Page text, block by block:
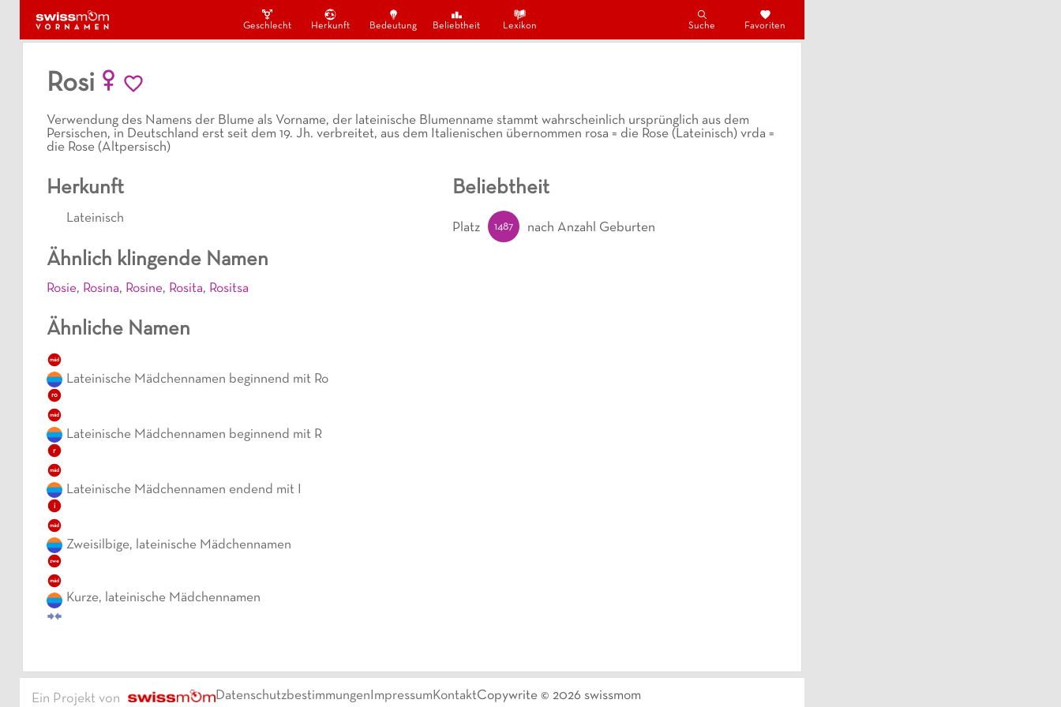
Geschlecht Herkunft Bedeutung Beliebtheit Lexikon Suche Favoriten
Rosi
Verwendung des Namens der Blume als Vorname, der lateinische Blumenname stammt wahrscheinlich ursprünglich aus dem
Persischen, in Deutschland erst seit dem 19. Jh. verbreitet, aus dem Italienischen übernommen rosa = die Rose (Lateinisch) vrda =
die Rose (Altpersisch)
Herkunft
Lateinisch
Ähnlich klingende Namen
Rosie, Rosina, Rosine, Rosita, Rositsa
Ähnliche Namen
mäd
ro
Lateinische Mädchennamen beginnend mit Ro
mäd
r
Lateinische Mädchennamen beginnend mit R
mäd
i
Lateinische Mädchennamen endend mit I
mäd
zwe
Zweisilbige, lateinische Mädchennamen
mäd
Kurze, lateinische Mädchennamen
Beliebtheit
Platz 1487 nach Anzahl Geburten
Ein Projekt von DatenschutzbestimmungenImpressumKontaktCopywrite © 2026 swissmom